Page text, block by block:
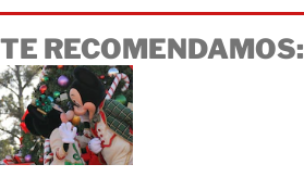
TE RECOMENDAMOS: